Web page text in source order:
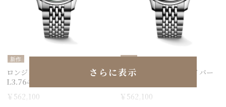
新作
ロンジン レジェンドダイバー
L3.764.4.06.6
￥562,100
ロンジン レジェンドダイバー
￥562,100
さらに表示